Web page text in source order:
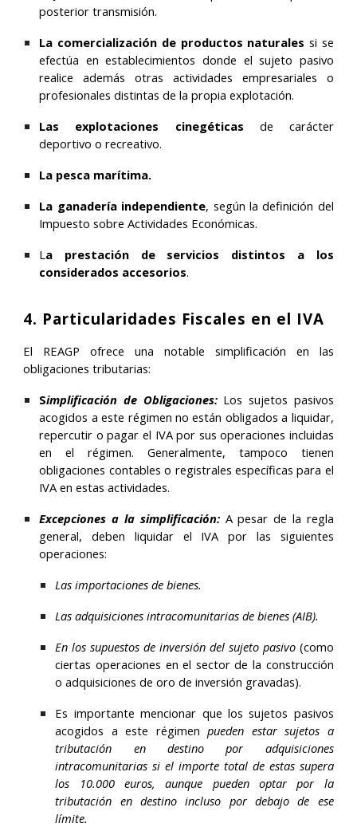
posterior transmisión.
La comercialización de productos naturales si se
efectúa en establecimientos donde el sujeto pasivo
realice además otras actividades empresariales o
profesionales distintas de la propia explotación.
Las explotaciones cinegéticas de carácter
deportivo o recreativo.
La pesca marítima.
La ganadería independiente, según la definición del
Impuesto sobre Actividades Económicas.
La prestación de servicios distintos a los
considerados accesorios.
4. Particularidades Fiscales en el IVA
El REAGP ofrece una notable simplificación en las
obligaciones tributarias:
Simplificación de Obligaciones: Los sujetos pasivos
acogidos a este régimen no están obligados a liquidar,
repercutir o pagar el IVApor sus operaciones incluidas
en el régimen. Generalmente, tampoco tienen
obligaciones contables o registrales específicas para el
IVA en estas actividades.
Excepciones a la simplificación: A pesar de la regla
general, deben liquidar el IVA por las siguientes
operaciones:
Lasimportaciones de bienes.
Lasadquisiciones intracomunitarias de bienes (AIB).
En los supuestos de inversión del sujeto pasivo(como
ciertas operaciones en el sector de la construcción
o adquisiciones de oro de inversión gravadas).
Es importante mencionar que los sujetos pasivos
acogidos a este régimenpueden estar sujetos a
tributación en destino por adquisiciones
intracomunitarias si el importe total de estas supera
los 10.000 euros, aunque pueden optar por la
tributación en destino incluso por debajo de ese
límite.